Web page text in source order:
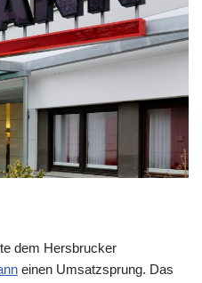
dem Hersbrucker
einen Umsatzsprung. Das